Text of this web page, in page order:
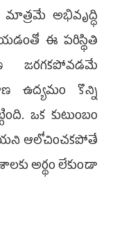
మాత్రమే అభివృద్ధి
ఈ పరిస్థితి
జరగకపోవడమే
ఉద్యమం కొన్ని
ఒక కుటుంబం
ఆలోచించకపోతే
అర్థం లేకుండా